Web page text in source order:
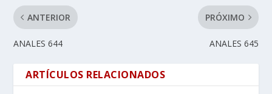
ANTERIOR
ANALES 644
PRÓXIMO
ANALES 645
ARTÍCULOS RELACIONADOS